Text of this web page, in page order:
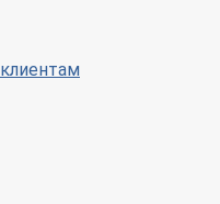
клиентам